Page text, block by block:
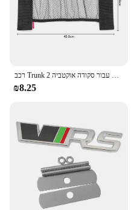
רכב Trunk אלסטיים רשת קבוע רצועות עבור סקודה אוקטביה 2 A7 A5 A4 Vrs פאביה ראפיד Yeti מעולה
₪8.25